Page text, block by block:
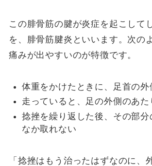
この腓骨筋の腱が炎症を起こして
を、腓骨筋腱炎といいます。次の
痛みが出やすいのが特徴です。
体重をかけたときに、足首の外
走っていると、足の外側のあた
捻挫を繰り返した後、その部
なか取れない
「捻挫はもう治ったはずなのに、